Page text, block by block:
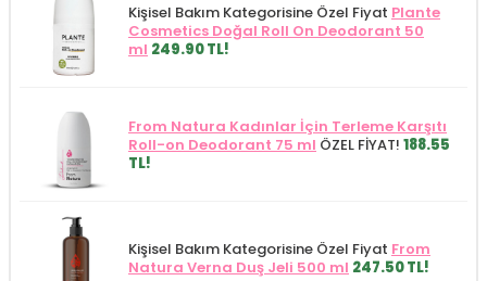
Kişisel Bakım Kategorisine Özel Fiyat Plante
Cosmetics Doğal Roll On Deodorant 50
ml 249.90 TL!
From Natura Kadınlar İçin Terleme Karşıtı
Roll-on Deodorant 75 ml ÖZEL FİYAT! 188.55
TL!
Kişisel Bakım Kategorisine Özel Fiyat From
Natura Verna Duş Jeli 500 ml 247.50 TL!